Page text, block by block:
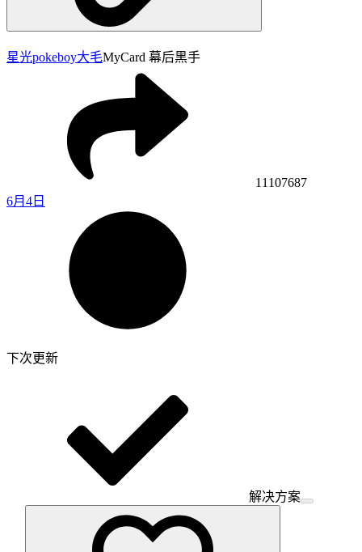
星光pokeboy大毛MyCard 幕后黑手
11107687
6月4日
下次更新
解决方案